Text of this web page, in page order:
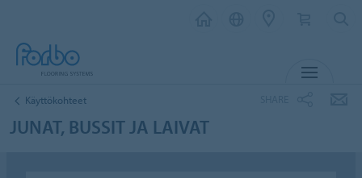
Käyttökohteet
JUNAT, BUSSIT JA LAIVAT